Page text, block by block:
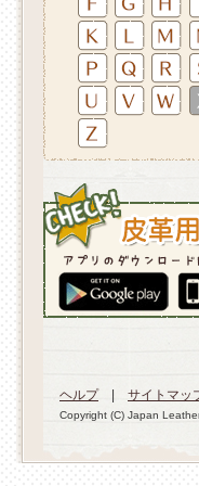
ヘルプ| サイトマッ
Copyright (C) Japan